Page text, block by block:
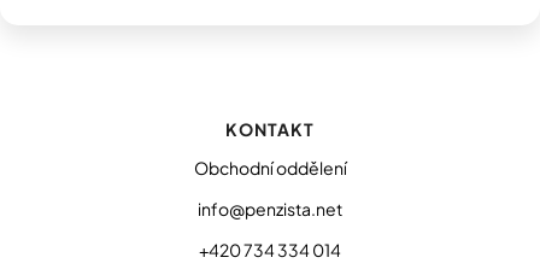
KONTAKT
Obchodní oddělení
info@penzista.net
+420 734 334 014